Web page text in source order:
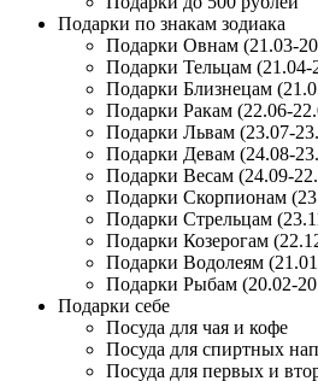
Подарки по знакам зодиака
Подарки Овнам (21.03-
Подарки Тельцам (21.04-
Подарки Близнецам
Подарки Ракам (22.06-
Подарки Львам (23.07-
Подарки Девам (24.08-
Подарки Весам (24.09-
Подарки Скорпионам
Подарки Стрельцам
Подарки Козерогам
Подарки Водолеям
Подарки Рыбам (20.02-
Подарки себе
Посуда для чая и кофе
Посуда для спиртных
Посуда для первых и